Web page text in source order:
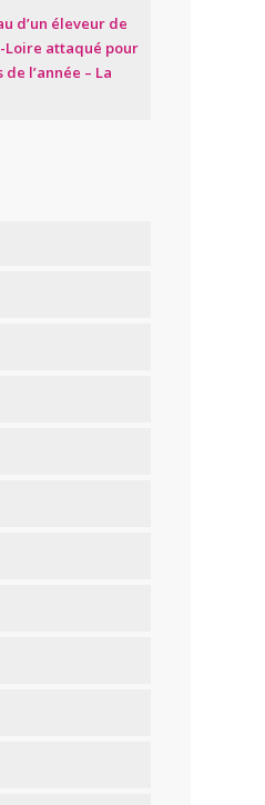
d’un éleveur de
Loire attaqué pour
l’année – La